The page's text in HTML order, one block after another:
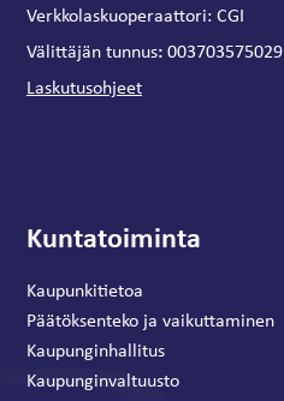
Verkkolaskuoperaattori: CGI
Välittäjän tunnus:003703575029
Laskutusohjeet
Kuntatoiminta
Kaupunkitietoa
Päätöksenteko ja vaikuttaminen
Kaupunginhallitus
Kaupunginvaltuusto